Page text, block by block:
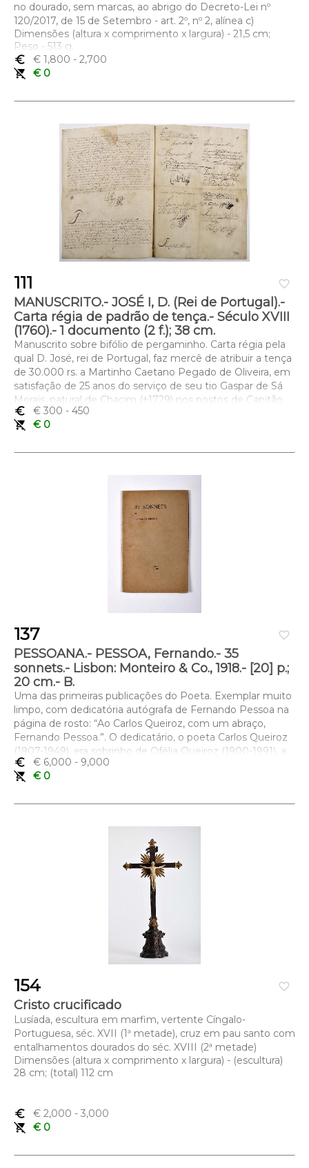
no dourado, sem marcas, ao abrigo do Decreto-Lei nº
120/2017, de 15 de Setembro - art. 2º, nº 2, alínea c)
Dimensões (altura x comprimento x largura) - 21,5 cm;
Peso - 513 g.
euro_symbol
€ 1,800 - 2,700
remove_shopping_cart
€ 0
favorite_border
111
MANUSCRITO.- JOSÉ I, D. (Rei de Portugal).-
Carta régia de padrão de tença.- Século XVIII
(1760).- 1 documento (2 f.); 38 cm.
Manuscrito sobre bifólio de pergaminho. Carta régia pela
qual D. José, rei de Portugal, faz mercê de atribuir a tença
de 30.000 rs. a Martinho Caetano Pegado de Oliveira, em
satisfação de 25 anos do serviço de seu tio Gaspar de Sá
Morais, natural de Chacim (†1729) nos postos de Capitão
de Infantaria, Sargento-mór e Tenente-Coronel, provando
o seu valor em diversas campanhas e episódios militares
que D. José honrou os herdeiros de Gaspar de Sá Morais,
Cabral e 120 mil réis a dividir igualmente por D. Mariana
Josefa de Aragão Cabral, D. Joana Bernarda Ferreira Cabral,
Martinho Caetano Pegado de Oliveira e D. Antónia Josefa
Pegado de Oliveira. Documento muito limpo e legível,
datado de Lisboa, 1 de Fevereiro de 1760. Assinatura
autógrafa: “El Rey”. Furos para aposição do selo pendente
euro_symbol € 300 - 450
remove_shopping_cart
€ 0
favorite_border
137
PESSOANA.- PESSOA, Fernando.- 35
sonnets.- Lisbon: Monteiro & Co., 1918.- [20] p.;
20 cm.- B.
Uma das primeiras publicações do Poeta. Exemplar muito
limpo, com dedicatória autógrafa de Fernando Pessoa na
página de rosto: “Ao Carlos Queiroz, com um abraço,
Fernando Pessoa.”. O dedicatário, o poeta Carlos Queiroz
(1907-1949), era sobrinho de Ofélia Queiroz (1900-1991), a
única namorada conhecida de Fernando Pessoa.
euro_symbol € 6,000 - 9,000
remove_shopping_cart
€ 0
favorite_border
154
Cristo crucificado
Lusíada, escultura em marfim, vertente Cíngalo-
Portuguesa, séc. XVII (1ª metade), cruz em pau santo com
entalhamentos dourados do séc. XVIII (2ª metade)
Dimensões (altura x comprimento x largura) - (escultura)
28 cm; (total) 112 cm
euro_symbol € 2,000 - 3,000
remove_shopping_cart
€ 0